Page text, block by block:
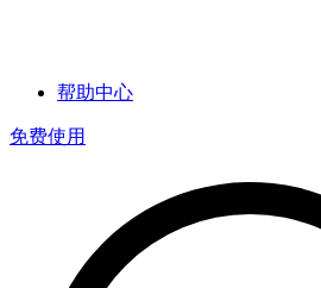
帮助中心
免费使用